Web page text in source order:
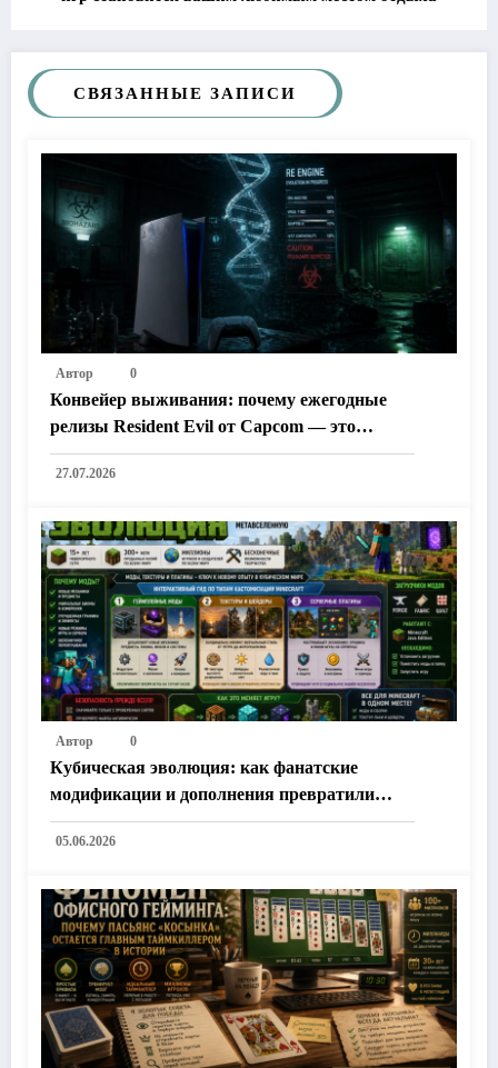
СВЯЗАННЫЕ ЗАПИСИ
Автор 0
Конвейер выживания: почему ежегодные
релизы Resident Evil от Capcom — это
лучшее и худшее, что могло случиться с
хоррорами
27.07.2026
Автор 0
Кубическая эволюция: как фанатские
модификации и дополнения превратили
Minecraft в бесконечную метавселенную
05.06.2026